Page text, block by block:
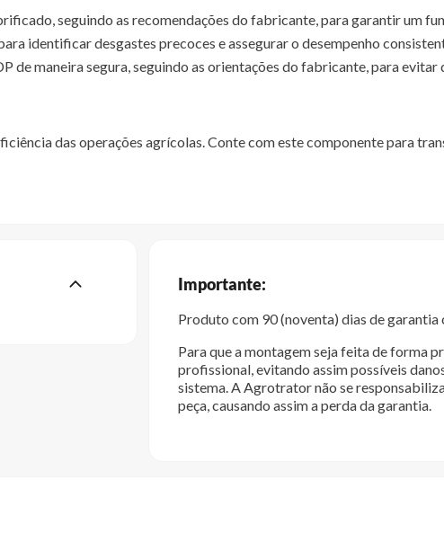
seguindo as recomendações do fabricante, para garantir um
identificar desgastes precoces e assegurar o desempenho
de maneira segura, seguindo as orientações do fabricante, para evitar
das operações agrícolas. Conte com este componente para
Importante:
Produto com 90 (noventa) dias de
Para que a montagem seja feita de forma
profissional, evitando assim possíveis
sistema. A Agrotrator não se
peça, causando assim a perda da garantia.